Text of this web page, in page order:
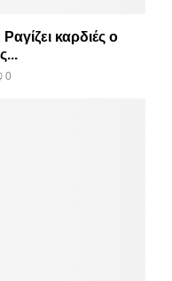
καρδιές ο
0